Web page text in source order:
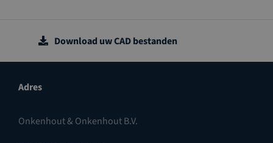
Download uw CAD bestanden
Adres
Onkenhout & Onkenhout B.V.